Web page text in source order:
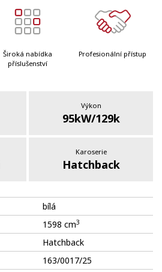
Široká nabídka
příslušenství
Profesionální přístup
Výkon
95kW/129k
Karoserie
Hatchback
bílá
1598 cm3
Hatchback
163/0017/25